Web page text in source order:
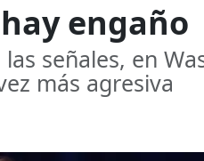
engaño
señales, en
más agresiva